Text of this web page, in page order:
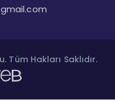
Tüm Hakları Saklıdır.